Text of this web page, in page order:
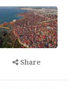
Share